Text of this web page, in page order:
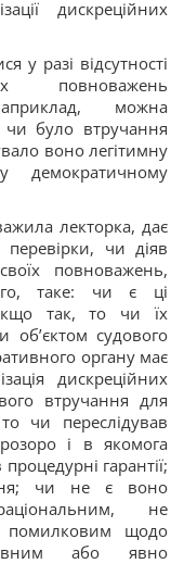
дискреційних
у разі відсутності
повноважень
можна
чи було втручання
воно легітимну
лекторка, дає
чи діяв
повноважень,
таке: чи є ці
так, то чи їх
об’єктом судового
органу має
дискреційних
втручання для
чи переслідував
і в якомога
гарантії;
чи не є воно
не
помилковим щодо
або явно